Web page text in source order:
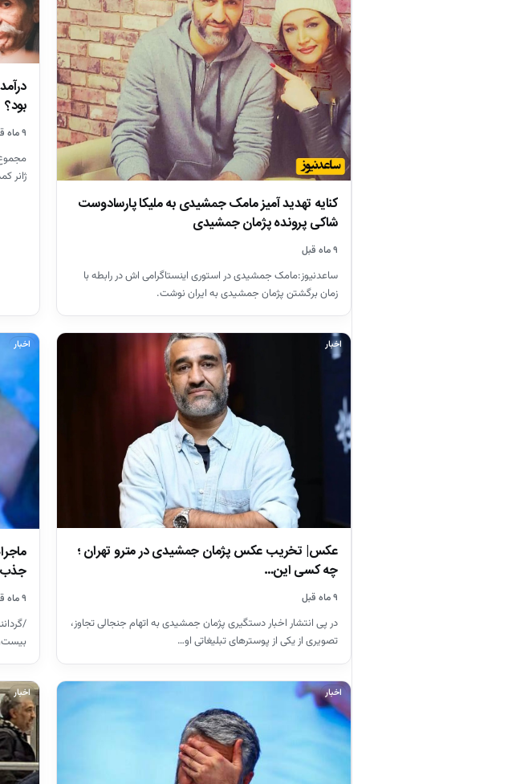
کنایه تهدید آمیز مامک جمشیدی به ملیکا پارسادوست
شاکی پرونده پژمان جمشیدی
۹ ماه قبل
ساعدنیوز:مامک جمشیدی در استوری اینستاگرامی اش در رابطه با
زمان برگشتن پژمان جمشیدی به ایران نوشت.
بود؟
۹ ماه قبل
ژانر کمدی
اخبار
عکس| تخریب عکس پژمان جمشیدی در مترو تهران ؛
چه کسی این…
۹ ماه قبل
در پی انتشار اخبار دستگیری پژمان جمشیدی به اتهام جنجالی تجاوز،
تصویری از یکی از پوسترهای تبلیغاتی او…
اخبار
جذب
۹ ماه قبل
/
بیست‌ونهم مهرماه
اخبار اخبار